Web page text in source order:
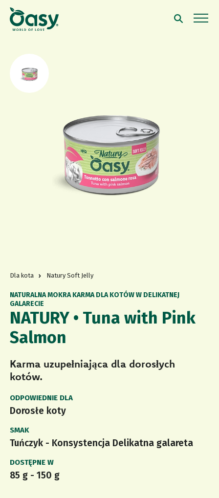
Dla kota Natury Soft Jelly
NATURY • Tuna with Pink
Salmon
NATURALNA MOKRA KARMA DLA KOTÓW W DELIKATNEJ
GALARECIE
Karma uzupełniająca dla dorosłych
kotów.
ODPOWIEDNIE DLA
Dorosłe koty
SMAK
Tuńczyk - Konsystencja Delikatna galareta
DOSTĘPNE W
85 g - 150 g